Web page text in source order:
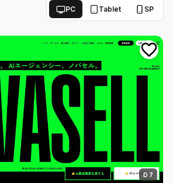
PC Tablet SP
D 7